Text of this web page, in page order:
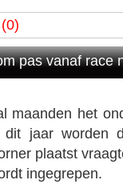
pas vanaf race
maanden het
jaar worden
plaatst
ingegrepen.